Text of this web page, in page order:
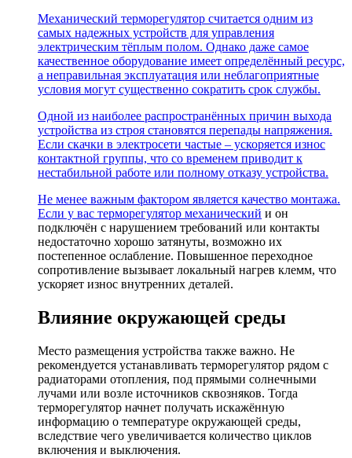
Механический терморегулятор считается одним из
самых надежных устройств для управления
электрическим тёплым полом. Однако даже самое
качественное оборудование имеет определённый ресурс,
а неправильная эксплуатация или неблагоприятные
условия могут существенно сократить срок службы.
Одной из наиболее распространённых причин выхода
устройства из строя становятся перепады напряжения.
Если скачки в электросети частые – ускоряется износ
контактной группы, что со временем приводит к
нестабильной работе или полному отказу устройства.
Не менее важным фактором является качество монтажа.
Если у вас терморегулятор механический и он
подключён с нарушением требований или контакты
недостаточно хорошо затянуты, возможно их
постепенное ослабление. Повышенное переходное
сопротивление вызывает локальный нагрев клемм, что
ускоряет износ внутренних деталей.
Влияние окружающей среды
Место размещения устройства также важно. Не
рекомендуется устанавливать терморегулятор рядом с
радиаторами отопления, под прямыми солнечными
лучами или возле источников сквозняков. Тогда
терморегулятор начнет получать искажённую
информацию о температуре окружающей среды,
вследствие чего увеличивается количество циклов
включения и выключения.